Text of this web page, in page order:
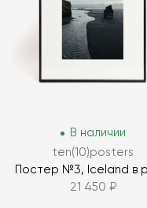
В наличии
ten(10)posters
Постер №3, Iceland в
21 450 ₽